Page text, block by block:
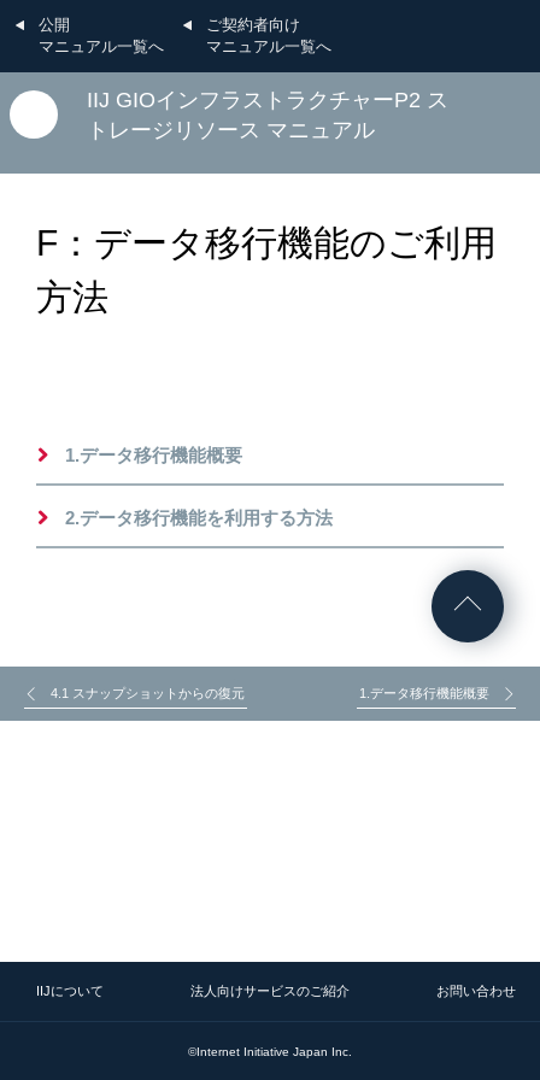
公開
マニュアル一覧へ
ご契約者向け
マニュアル一覧へ
IIJ GIOインフラストラクチャーP2 ス
トレージリソース マニュアル
F：データ移行機能のご利用
方法
1.データ移行機能概要
2.データ移行機能を利用する方法
4.1 スナップショットからの復元 1.データ移行機能概要
IIJについて 法人向けサービスのご紹介 お問い合わせ
©Internet Initiative Japan Inc.